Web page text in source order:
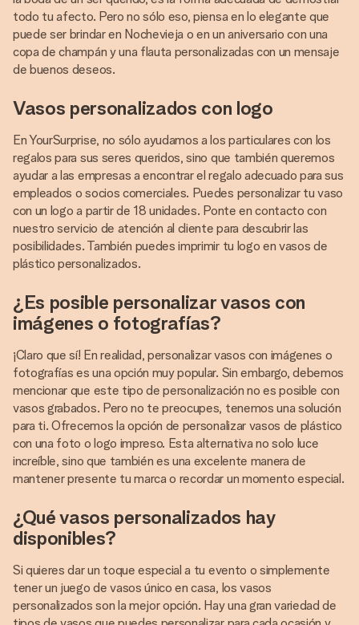
todo tu afecto. Pero no sólo eso, piensa en lo elegante que
puede ser brindar en Nochevieja o en un aniversario con una
copa de champán y una flauta personalizadas con un mensaje
de buenos deseos.
Vasos personalizados con logo
En YourSurprise, no sólo ayudamos a los particulares con los
regalos para sus seres queridos, sino que también queremos
ayudar a las empresas a encontrar el regalo adecuado para sus
empleados o socios comerciales. Puedes personalizar tu vaso
con un logo a partir de 18 unidades. Ponte en contacto con
nuestro servicio de atención al cliente para descubrir las
posibilidades. También puedes imprimir tu logo en vasos de
plástico personalizados.
¿Es posible personalizar vasos con
imágenes o fotografías?
¡Claro que sí! En realidad, personalizar vasos con imágenes o
fotografías es una opción muy popular. Sin embargo, debemos
mencionar que este tipo de personalización no es posible con
vasos grabados. Pero no te preocupes, tenemos una solución
para ti. Ofrecemos la opción de personalizar vasos de plástico
con una foto o logo impreso. Esta alternativa no solo luce
increíble, sino que también es una excelente manera de
mantener presente tu marca o recordar un momento especial.
¿Qué vasos personalizados hay
disponibles?
Si quieres dar un toque especial a tu evento o simplemente
tener un juego de vasos único en casa, los vasos
personalizados son la mejor opción. Hay una gran variedad de